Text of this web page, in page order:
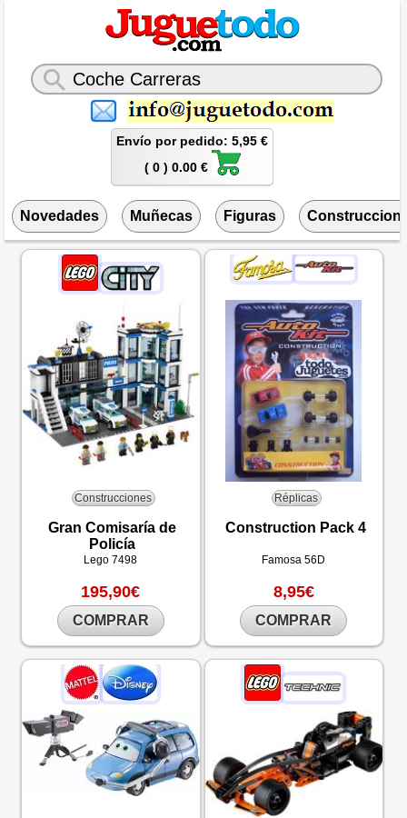
Envío por pedido: 5,95 €
( 0 ) 0.00 €
Novedades Muñecas Figuras
Construcciones
Gran Comisaría de
Policía
Lego7498
195,90€
COMPRAR
Réplicas
Construction Pack 4
Famosa56D
8,95€
COMPRAR